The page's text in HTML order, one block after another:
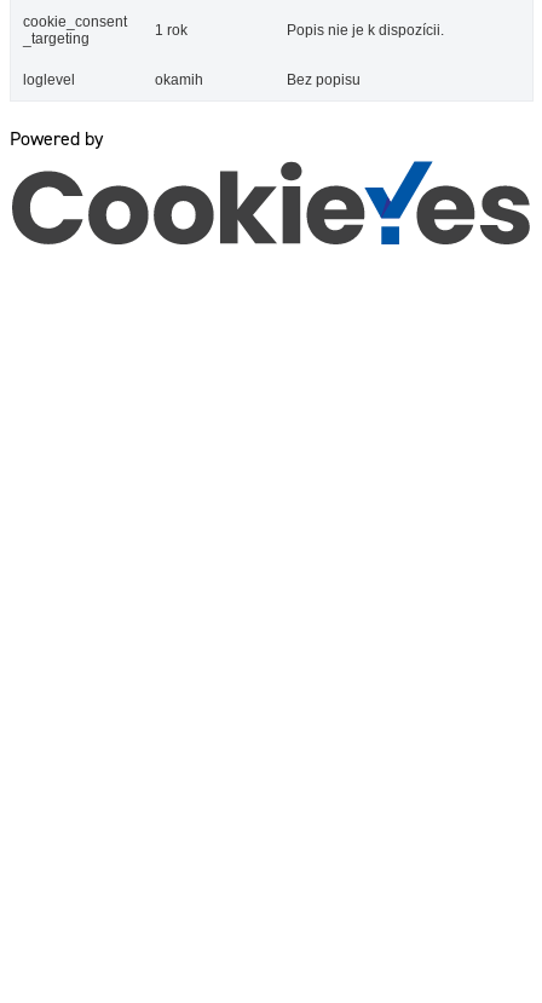
cookie_consent
_targeting
1 rok Popis nie je k dispozícii.
loglevel okamih Bez popisu
Powered by